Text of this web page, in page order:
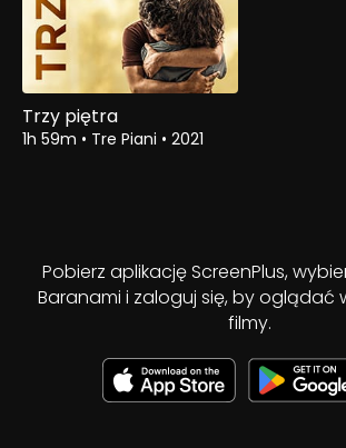
Trzy piętra
1h 59m • Tre Piani • 2021
Pobierz aplikację ScreenPlus,
Baranami i zaloguj się, by oglądać
filmy.